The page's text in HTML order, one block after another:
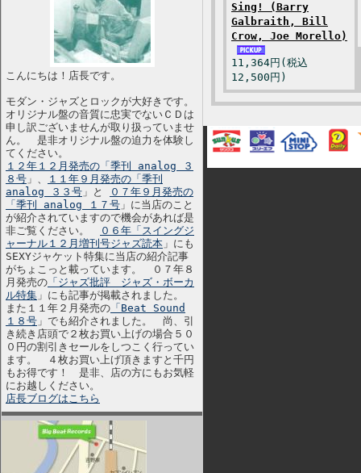
こんにちは！店長です。
モダン・ジャズとロックが大好きです。
オリジナル盤の音質に忠実でないＣＤは
申し訳ございませんが取り扱っていませ
ん。 是非オリジナル盤の迫力を体験し
てください。
１２年１２月発売の「季刊 analog ３
８号 」、
１１年９月発売の「季刊
analog ３３号 」と
０７年９月発売の
「季刊 analog １７号 」に当店のこと
が紹介されていますので機会があれば是
非ご覧ください。
０６年「スイングジ
ャーナル１２月増刊号ジャズ読本 」にも
SEXYジャケット特集に当店の紹介記事
がちょこっと載っています。 ０７年８
月発売の 「ジャズ批評 ジャズ・ボーカ
ル特集 」にも記事が掲載されました。
また１１年２月発売の 「Beat Sound
１８号 」でも紹介されました。 尚、引
き続き店頭で２枚お買い上げの場合５０
０円の割引きセールをしつこく行ってい
ます。 ４枚お買い上げ頂きますと千円
もお得です！ 是非、店の方にもお気軽
にお越しください。
店長ブログはこちら
Sing! (Barry
Galbraith, Bill
Crow, Joe Morello)
11,364円(税込
12,500円)